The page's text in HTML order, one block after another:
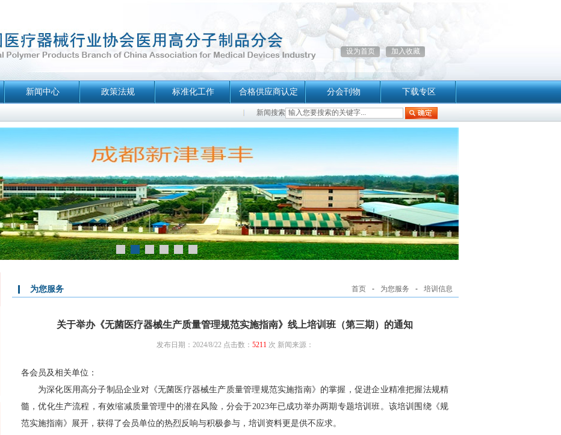
设为首页 加入收藏
新闻搜索
新闻中心 政策法规 标准化工作 合格供应商认定 分会刊物 下载专区
为您服务 首页 - 为您服务 - 培训信息
关于举办《无菌医疗器械生产质量管理规范实施指南》线上培训班（第三期）的通知
发布日期：2024/8/22 点击数： 5211次 新闻来源：
各会员及相关单位：
为深化医用高分子制品企业对《无菌医疗器械生产质量管理规范实施指南》的掌握，促进企业精准把握法规精
髓，优化生产流程，有效缩减质量管理中的潜在风险，分会于2023年已成功举办两期专题培训班。该培训围绕《规
范实施指南》展开，获得了会员单位的热烈反响与积极参与，培训资料更是供不应求。